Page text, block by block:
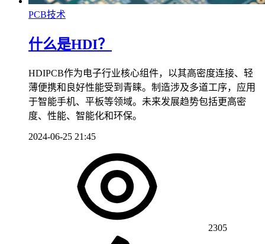
PCB技术
什么是HDI？
HDIPCB作为电子行业核心组件，以其高密度连接、轻
薄便携和良好性能受到青睐。制造涉及多道工序，应用
于智能手机、平板等领域。未来发展趋势包括更高密
度、性能、智能化和环保。
2024-06-25 21:45
2305